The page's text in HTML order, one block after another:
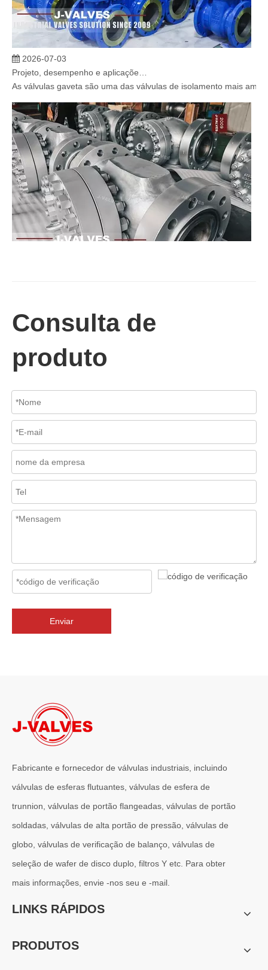
As válvulas gaveta são uma das válvulas de isolamento mais
Em sistemas de tubulações industriais, evitar o fluxo reverso é
2026-07-02
J-VALVES Válvula borboleta com flange tripla excêntrica DN2800 PN10 WCB: vantagens, guia de seleção e casos de projetos de sucesso
J-VALVES fornece válvulas borboleta de flange excêntrica tripla
Por que os sistemas marítimos confiam nas válvulas gaveta C95800
Os sistemas de engenharia naval operam em alguns dos
Consulta de
produto
Enviar
Fabricante e fornecedor de válvulas industriais, incluindo
válvulas de esferas flutuantes, válvulas de esfera de
trunnion, válvulas de portão flangeadas, válvulas de portão
soldadas, válvulas de alta portão de pressão, válvulas de
globo, válvulas de verificação de balanço, válvulas de
seleção de wafer de disco duplo, filtros Y etc. Para obter
mais informações, envie -nos seu e -mail.
LINKS RÁPIDOS
PRODUTOS